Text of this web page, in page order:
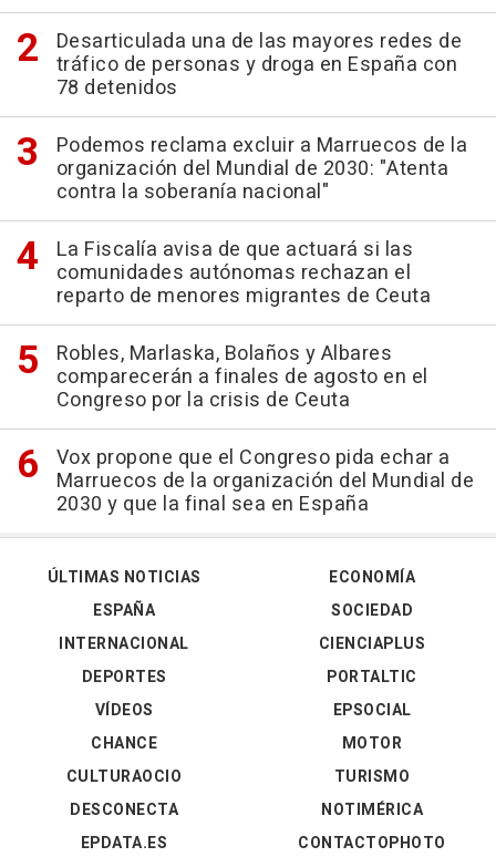
Desarticulada una de las mayores redes de
tráfico de personas y droga en España con
78 detenidos
Podemos reclama excluir a Marruecos de la
organización del Mundial de 2030: "Atenta
contra la soberanía nacional"
La Fiscalía avisa de que actuará si las
comunidades autónomas rechazan el
reparto de menores migrantes de Ceuta
Robles, Marlaska, Bolaños y Albares
comparecerán a finales de agosto en el
Congreso por la crisis de Ceuta
Vox propone que el Congreso pida echar a
Marruecos de la organización del Mundial de
2030 y que la final sea en España
ÚLTIMAS NOTICIAS
ESPAÑA
INTERNACIONAL
DEPORTES
VÍDEOS
ECONOMÍA
SOCIEDAD
CIENCIAPLUS
PORTALTIC
EPSOCIAL
CHANCE
CULTURAOCIO
DESCONECTA
EPDATA.ES
MOTOR
TURISMO
NOTIMÉRICA
CONTACTOPHOTO